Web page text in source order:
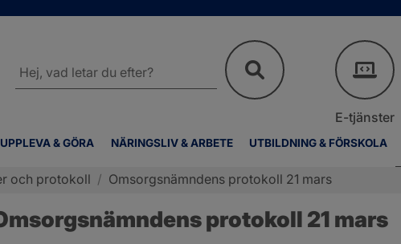
UPPLEVA & GÖRA NÄRINGSLIV & ARBETE UTBILDNING & FÖRSKOLA
webbplatsen
E-tjänster
och protokoll / Omsorgsnämndens protokoll 21 mars
protokoll 21 mars